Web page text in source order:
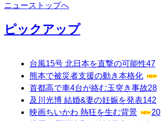
ニューストップへ
ピックアップ
台風15号 北日本を直撃の可能性47
熊本で被災者支援の動き本格化
首都高で車4台が絡む玉突き事故28
及川光博 結婚&妻の妊娠を発表142
映画ちいかわ 熱狂を生む背景
20